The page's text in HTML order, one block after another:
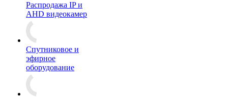
Распродажа IP и
AHD видеокамер
Спутниковое и
эфирное
оборудование